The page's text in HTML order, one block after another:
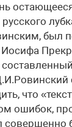
был
что
ошибок,
совершенно